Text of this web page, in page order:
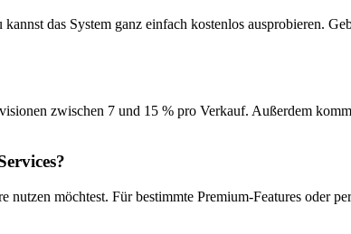
das System ganz​ einfach kostenlos ausprobieren.
zwischen 7​ und 15 % pro Verkauf. Außerdem
möchtest. Für bestimmte Premium-Features ⁢oder